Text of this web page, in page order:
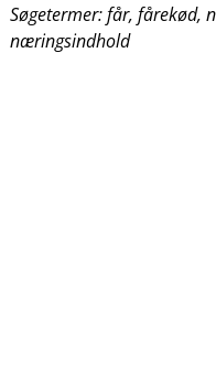
Søgetermer: får, fårekød,
næringsindhold